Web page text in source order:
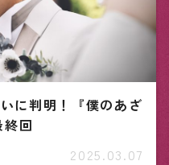
に判明！『僕のあざ
回
2025.03.07